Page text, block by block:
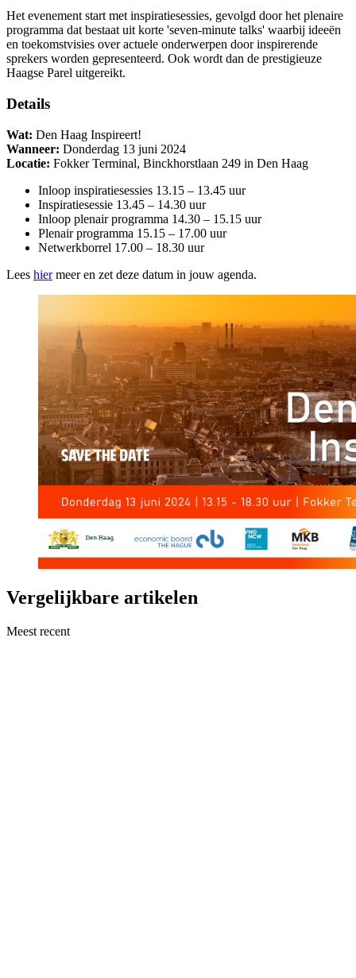
Het evenement start met inspiratiesessies, gevolgd door het plenaire
programma dat bestaat uit korte 'seven-minute talks' waarbij ideeën
en toekomstvisies over actuele onderwerpen door inspirerende
sprekers worden gepresenteerd. Ook wordt dan de prestigieuze
Haagse Parel uitgereikt.
Details
Wat: Den Haag Inspireert!
Wanneer: Donderdag 13 juni 2024
Locatie: Fokker Terminal, Binckhorstlaan 249 in Den Haag
Inloop inspiratiesessies 13.15 – 13.45 uur
Inspiratiesessie 13.45 – 14.30 uur
Inloop plenair programma 14.30 – 15.15 uur
Plenair programma 15.15 – 17.00 uur
Netwerkborrel 17.00 – 18.30 uur
Lees hiermeer en zet deze datum in jouw agenda.
Vergelijkbare artikelen
Meest recent